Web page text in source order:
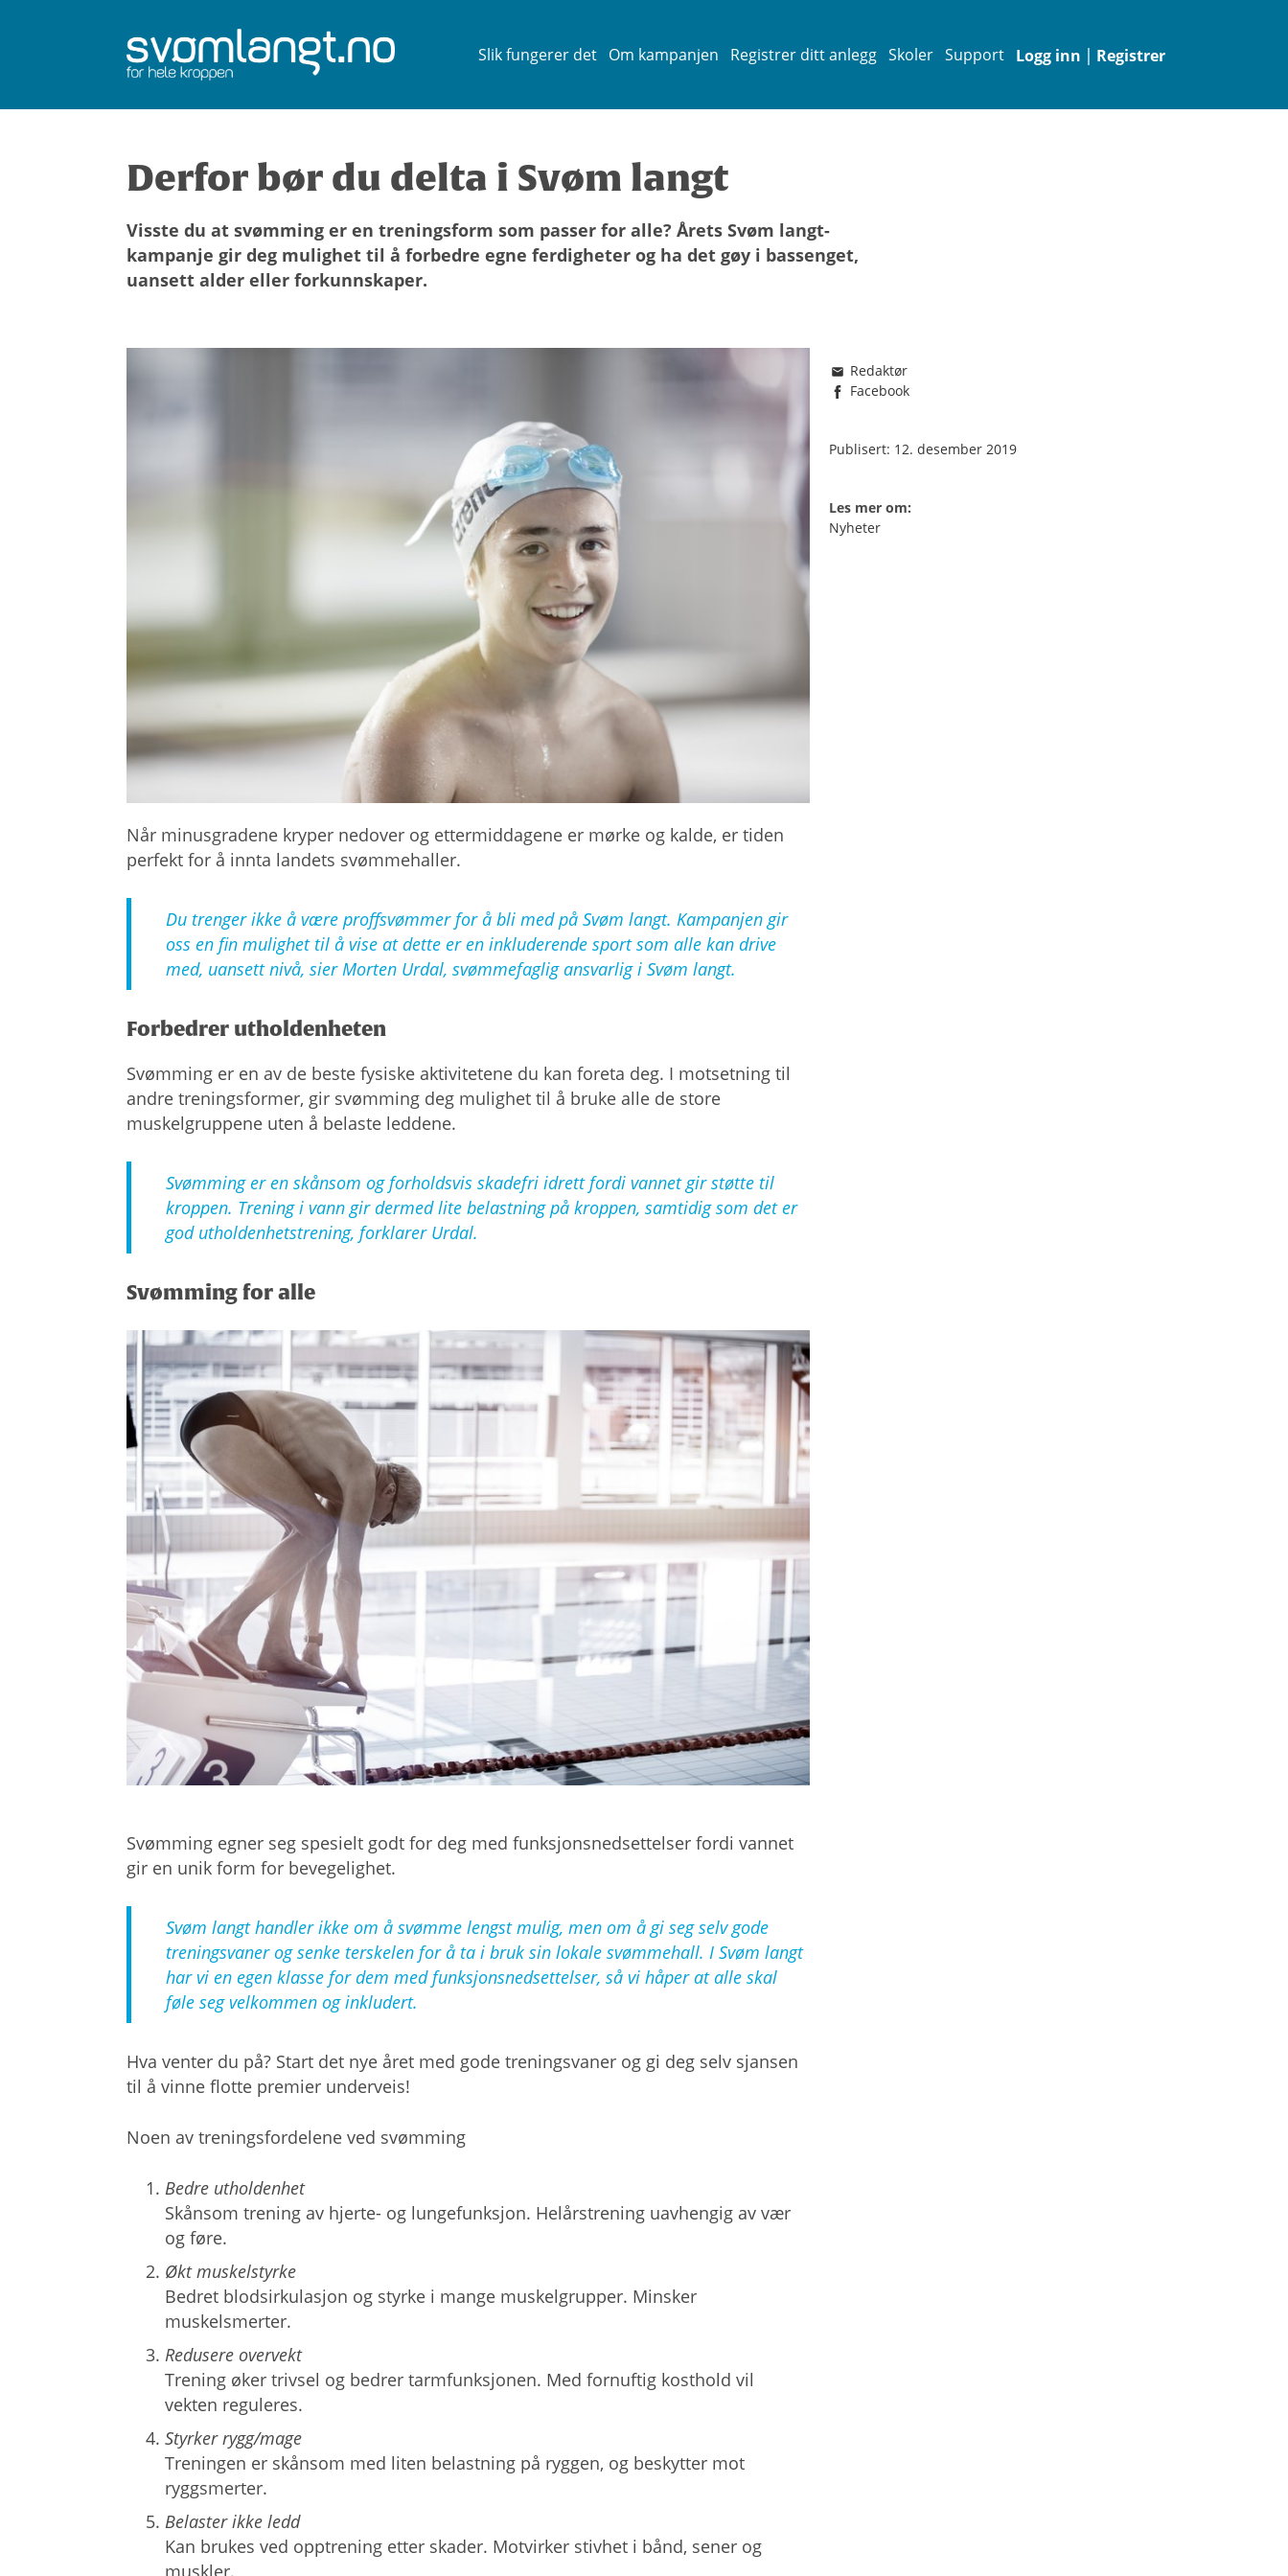
Slik fungerer det Om kampanjen Registrer ditt anlegg Skoler Support Logg inn | Registrer
Derfor bør du delta i Svøm langt
Visste du at svømming er en treningsform som passer for alle? Årets Svøm langt-
kampanje gir deg mulighet til å forbedre egne ferdigheter og ha det gøy i bassenget,
uansett alder eller forkunnskaper.
Når minusgradene kryper nedover og ettermiddagene er mørke og kalde, er tiden
perfekt for å innta landets svømmehaller.
Du trenger ikke å være proffsvømmer for å bli med på Svøm langt. Kampanjen gir
oss en fin mulighet til å vise at dette er en inkluderende sport som alle kan drive
med, uansett nivå, sier Morten Urdal, svømmefaglig ansvarlig i Svøm langt.
Forbedrer utholdenheten
Svømming er en av de beste fysiske aktivitetene du kan foreta deg. I motsetning til
andre treningsformer, gir svømming deg mulighet til å bruke alle de store
muskelgruppene uten å belaste leddene.
Svømming er en skånsom og forholdsvis skadefri idrett fordi vannet gir støtte til
kroppen. Trening i vann gir dermed lite belastning på kroppen, samtidig som det er
god utholdenhetstrening, forklarer Urdal.
Svømming for alle
Svømming egner seg spesielt godt for deg med funksjonsnedsettelser fordi vannet
gir en unik form for bevegelighet.
Svøm langt handler ikke om å svømme lengst mulig, men om å gi seg selv gode
treningsvaner og senke terskelen for å ta i bruk sin lokale svømmehall. I Svøm langt
har vi en egen klasse for dem med funksjonsnedsettelser, så vi håper at alle skal
føle seg velkommen og inkludert.
Hva venter du på? Start det nye året med gode treningsvaner og gi deg selv sjansen
til å vinne flotte premier underveis!
Noen av treningsfordelene ved svømming
Bedre utholdenhet
Skånsom trening av hjerte- og lungefunksjon. Helårstrening uavhengig av vær
og føre.
Økt muskelstyrke
Bedret blodsirkulasjon og styrke i mange muskelgrupper. Minsker
muskelsmerter.
Redusere overvekt
Trening øker trivsel og bedrer tarmfunksjonen. Med fornuftig kosthold vil
vekten reguleres.
Styrker rygg/mage
Treningen er skånsom med liten belastning på ryggen, og beskytter mot
ryggsmerter.
Belaster ikke ledd
Kan brukes ved opptrening etter skader. Motvirker stivhet i bånd, sener og
muskler.
Redaktør
Facebook
Publisert: 12. desember 2019
Les mer om:
Nyheter